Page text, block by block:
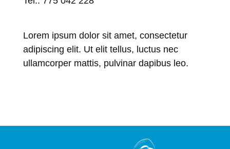
Lorem ipsum dolor sit amet, consectetur
adipiscing elit. Ut elit tellus, luctus nec
ullamcorper mattis, pulvinar dapibus leo.